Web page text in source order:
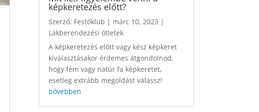
képkeretezés előtt?
Szerző: Festőklub | márc 10, 2023 |
Lakberendezési ötletek
A képkeretezés előtt vagy kész képkeret
kiválasztásakor érdemes átgondolnod,
hogy fém vagy natúr fa képkeretet,
esetleg extrább megoldást válassz!
bővebben